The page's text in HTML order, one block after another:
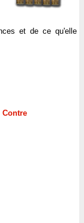
et de ce qu'elle
Contre